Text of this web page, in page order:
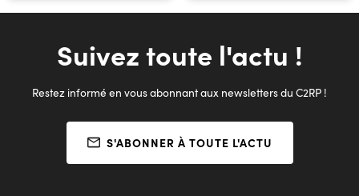
Suivez toute l'actu !
Restez informé en vous abonnant aux newsletters du C2RP !
S'ABONNER À TOUTE L'ACTU